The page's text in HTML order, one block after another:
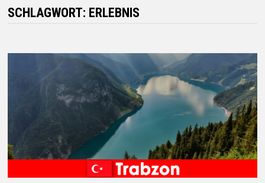
SCHLAGWORT: ERLEBNIS